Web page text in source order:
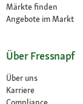
Märkte finden
Angebote im Markt
Über Fressnapf
Über uns
Karriere